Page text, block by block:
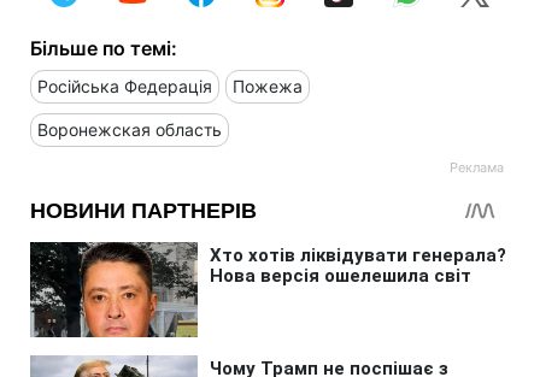
Більше по темі:
Російська Федерація Пожежа
Воронежская область